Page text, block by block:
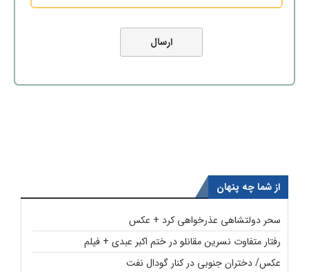
از شما چه پنهان
سحر دولتشاهی عذرخواهی کرد + عکس
رفتار متفاوت نسرین مقانلو در ختم اکبر عبدی + فیلم
عکس/ دختران جنوبی در کنار گودال نفت